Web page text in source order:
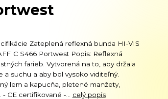
Zateplená reflexná bunda HI-VIS
S466 Portwest Popis: Reflexná
farieb. Vytvorená na to, aby držala
a suchu a aby bol vysoko viditeľný.
lem a kapucňa, pletené manžety,
CE certifikované -... celý popis